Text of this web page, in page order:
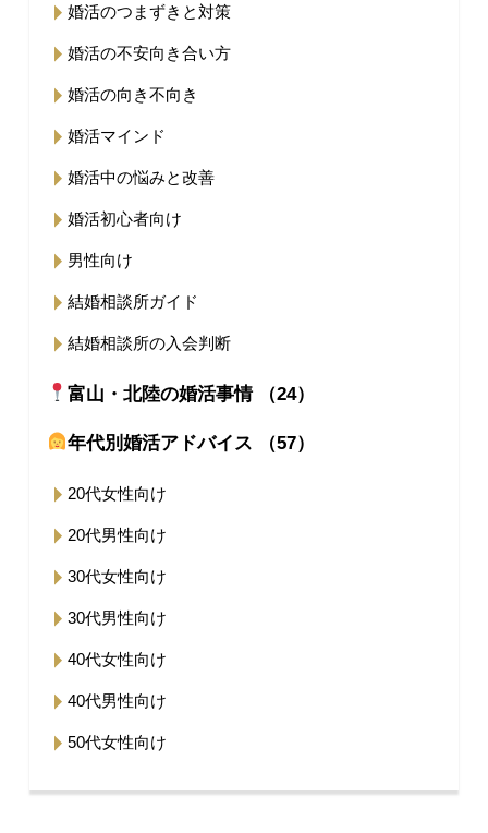
婚活のつまずきと対策
婚活の不安向き合い方
婚活の向き不向き
婚活マインド
婚活中の悩みと改善
婚活初心者向け
男性向け
結婚相談所ガイド
結婚相談所の入会判断
富山・北陸の婚活事情 （24）
年代別婚活アドバイス （57）
20代女性向け
20代男性向け
30代女性向け
30代男性向け
40代女性向け
40代男性向け
50代女性向け